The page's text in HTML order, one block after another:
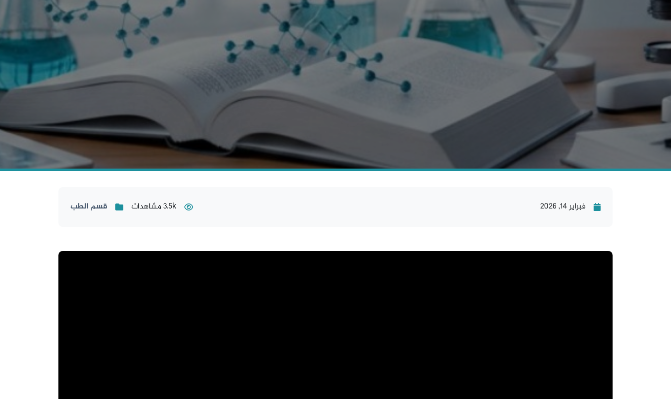
فبراير 14, 2026 3.5k مشاهدات قسم الطب